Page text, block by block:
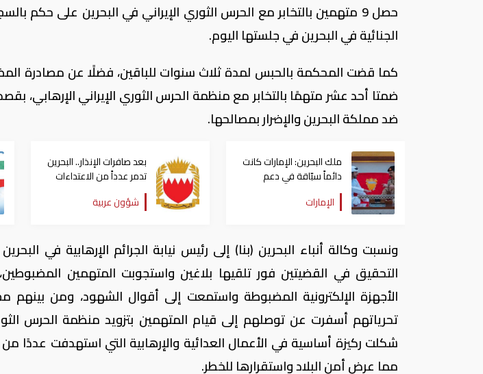
حصل 9 متهمين بالتخابر مع الحرس الثوري الإيراني في البحرين على حكم
الجنائية في البحرين في جلستها اليوم.
كما قضت المحكمة بالحبس لمدة ثلاث سنوات للباقين، فضلًا عن مصادرة
ضمتا أحد عشر متهمًا بالتخابر مع منظمة الحرس الثوري الإيراني الإرهابي،
ضد مملكة البحرين والإضرار بمصالحها.
ملك البحرين: الإمارات كانت
دائماً سبّاقة في دعم
أشقائها
الإمارات
بعد صافرات الإنذار.. البحرين
تدمر عدداً من الاعتداءات
الجوية الإيرانية
شؤون عربية
ونسبت وكالة أنباء البحرين (بنا) إلى رئيس نيابة الجرائم الإرهابية في
التحقيق في القضيتين فور تلقيها بلاغين واستجوبت المتهمين
الأجهزة الإلكترونية المضبوطة واستمعت إلى أقوال الشهود، ومن بينهم
تحرياتهم أسفرت عن توصلهم إلى قيام المتهمين بتزويد منظمة الحرس
شكلت ركيزة أساسية في الأعمال العدائية والإرهابية التي استهدفت عددًا
مما عرض أمن البلاد واستقرارها للخطر.